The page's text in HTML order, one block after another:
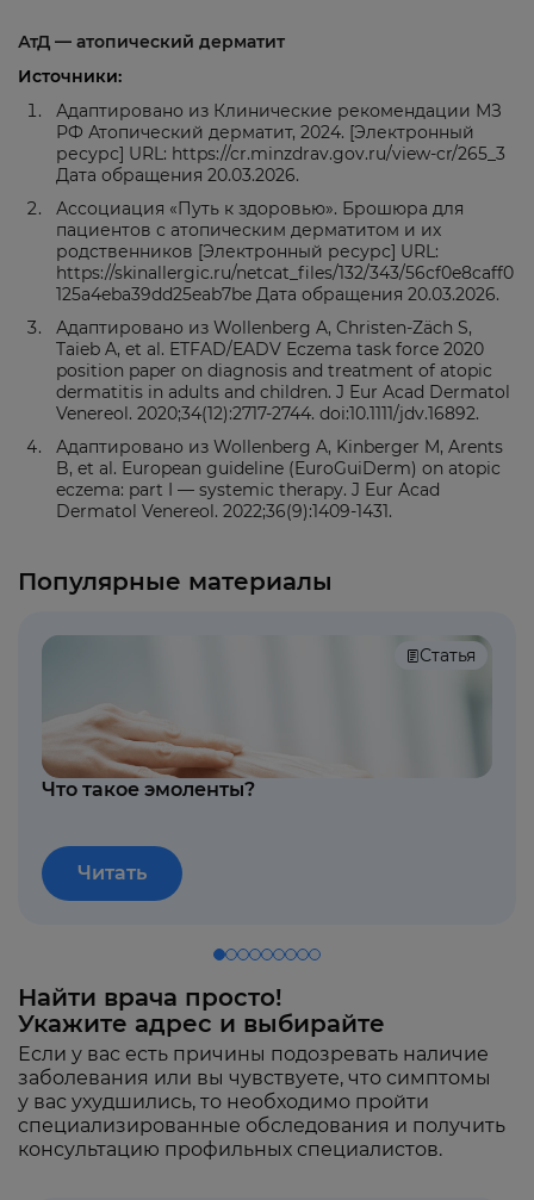
АтД — атопический дерматит
Источники:
Адаптировано из Клинические рекомендации МЗ
РФ Атопический дерматит, 2024. [Электронный
ресурс] URL: https://cr.minzdrav.gov.ru/view-cr/265_3
Дата обращения 20.03.2026.
Ассоциация «Путь к здоровью». Брошюра для
пациентов с атопическим дерматитом и их
родственников [Электронный ресурс] URL:
https://skinallergic.ru/netcat_files/132/343/56cf0e8caff0
125a4eba39dd25eab7be Дата обращения 20.03.2026.
Адаптировано из Wollenberg A, Christen-Zäch S,
Taieb A, et al. ETFAD/EADV Eczema task force 2020
position paper on diagnosis and treatment of atopic
dermatitis in adults and children. J Eur Acad Dermatol
Venereol. 2020;34(12):2717-2744. doi:10.1111/jdv.16892.
Адаптировано из Wollenberg A, Kinberger M, Arents
B, et al. European guideline (EuroGuiDerm) on atopic
eczema: part I — systemic therapy. J Eur Acad
Dermatol Venereol. 2022;36(9):1409-1431.
Популярные материалы
Что такое эмоленты?
Читать
Статья
Найти врача просто!
Укажите адрес и выбирайте
Если у вас есть причины подозревать наличие
заболевания или вы чувствуете, что симптомы
у вас ухудшились, то необходимо пройти
специализированные обследования и получить
консультацию профильных специалистов.